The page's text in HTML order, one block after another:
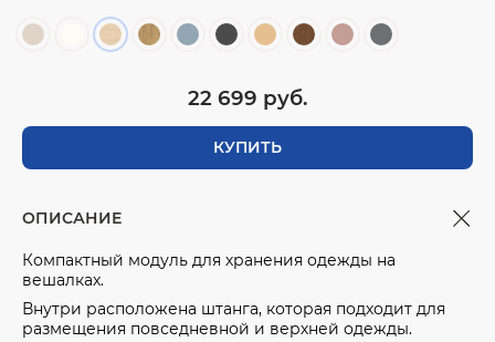
22 699 руб.
КУПИТЬ
ОПИСАНИЕ
Компактный модуль для хранения одежды на
вешалках.
Внутри расположена штанга, которая подходит для
размещения повседневной и верхней одежды.